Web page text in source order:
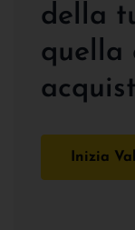
della
quella
Inizia